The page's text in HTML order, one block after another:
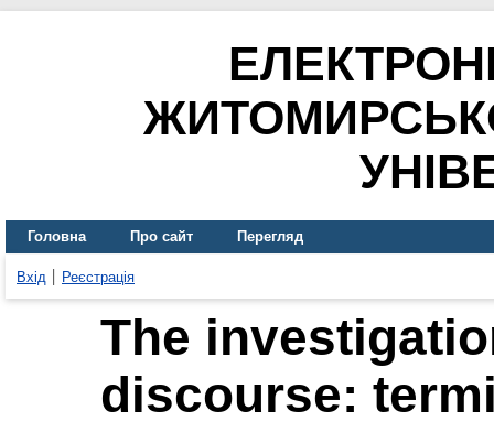
Головна Про сайт Перегляд
Вхід Реєстрація
The
discourse: